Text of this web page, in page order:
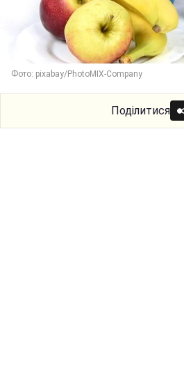
Фото: pixabay/PhotoMIX-Company
Поділитися